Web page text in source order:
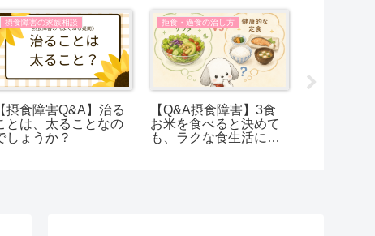
摂食障害の家族相談
【摂食障害Q&A】治る
とは、太ることなの
しょうか？
拒食・過食の治し方
【Q&A摂食障害】3食
お米を食べると決めて
も、ラクな食生活に逃